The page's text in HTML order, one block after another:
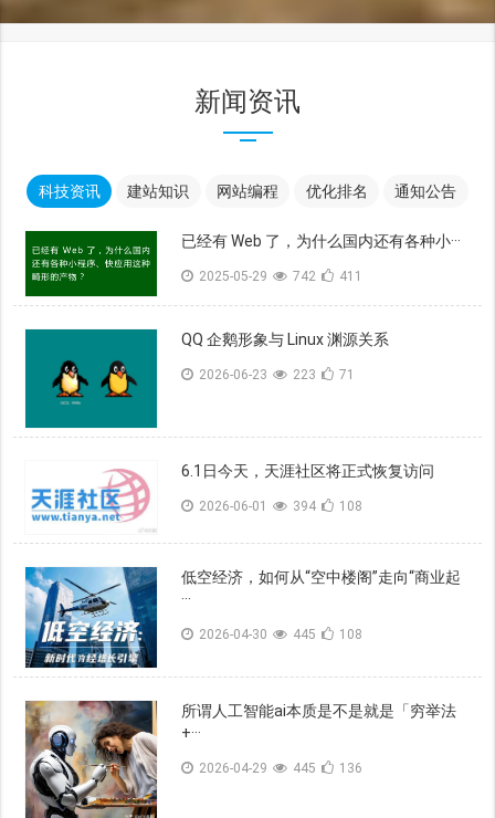
新闻资讯
科技资讯 建站知识 网站编程 优化排名 通知公告
已经有 Web 了，为什么国内还有各种小···
2025-05-29 742 411
QQ 企鹅形象与 Linux 渊源关系
2026-06-23 223 71
6.1日今天，天涯社区将正式恢复访问
2026-06-01 394 108
低空经济，如何从“空中楼阁”走向“商业起
···
2026-04-30 445 108
所谓人工智能ai本质是不是就是「穷举法
+···
2026-04-29 445 136